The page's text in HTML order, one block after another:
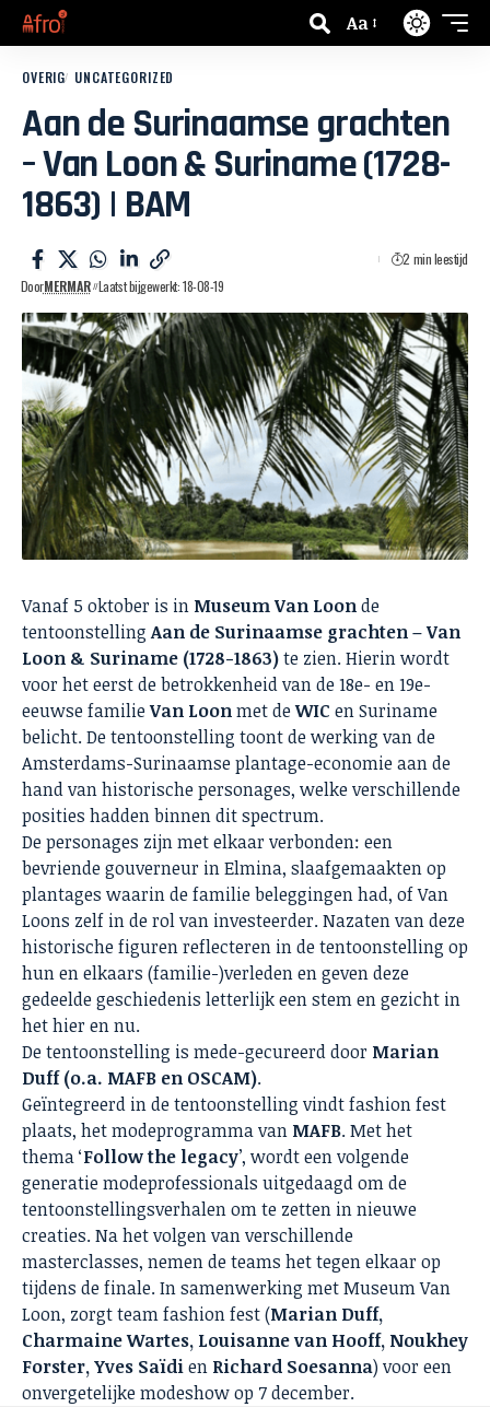
Aa
OVERIG UNCATEGORIZED
Aan de Surinaamse grachten
– Van Loon & Suriname (1728-
1863) | BAM
DoorMERMAR Laatst bijgewerkt: 18-08-19
2 min leestijd
Vanaf 5 oktober is in Museum Van Loonde
tentoonstellingAan de Surinaamse grachten – Van
Loon & Suriname (1728-1863)te zien. Hierin wordt
voor het eerst de betrokkenheid van de 18e- en 19e-
eeuwse familieVan Loonmet deWIC en Suriname
belicht. De tentoonstelling toont de werking van de
Amsterdams-Surinaamse plantage-economie aan de
hand van historische personages, welke verschillende
posities hadden binnen dit spectrum.
De personages zijn met elkaar verbonden: een
bevriende gouverneur in Elmina, slaafgemaakten op
plantages waarin de familie beleggingen had, of Van
Loons zelf in de rol van investeerder. Nazaten van deze
historische figuren reflecteren in de tentoonstelling op
hun en elkaars (familie-)verleden en geven deze
gedeelde geschiedenis letterlijk een stem en gezicht in
het hier en nu.
De tentoonstelling is mede-gecureerd door Marian
Duff (o.a. MAFB en OSCAM).
Geïntegreerd in de tentoonstelling vindt fashion fest
plaats, het modeprogramma van MAFB. Met het
thema ‘Follow the legacy’, wordt een volgende
generatie modeprofessionals uitgedaagd om de
tentoonstellingsverhalen om te zetten in nieuwe
creaties. Na het volgen van verschillende
masterclasses, nemen de teams het tegen elkaar op
tijdens de finale. In samenwerking met Museum Van
Loon, zorgt team fashion fest (Marian Duff,
Charmaine Wartes, Louisanne van Hooff, Noukhey
Forster, Yves Saïdien Richard Soesanna) voor een
onvergetelijke modeshow op 7 december.